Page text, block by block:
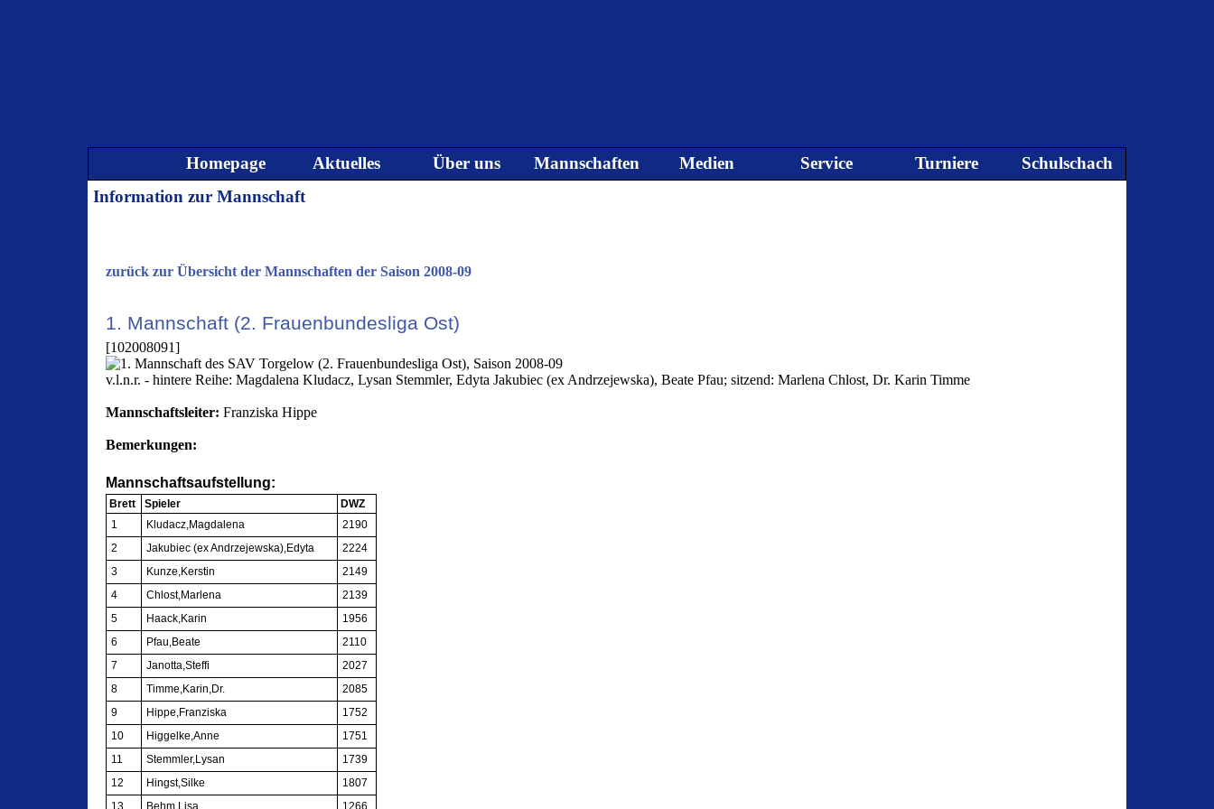
Menü überspringen
Homepage Aktuelles ▼
Über uns ▼
Mannschaften ▼
Medien ▼
Service ▼
Turniere ▼
Schulschach
Information zur Mannschaft
zurück zur Übersicht der Mannschaften der Saison 2008-09
1. Mannschaft (2. Frauenbundesliga Ost)
[102008091]
v.l.n.r. - hintere Reihe: Magdalena Kludacz, Lysan Stemmler, Edyta Jakubiec (ex Andrzejewska), Beate Pfau; sitzend: Marlena Chlost, Dr. Karin Timme
Mannschaftsleiter: Franziska Hippe
Bemerkungen:
Mannschaftsaufstellung:
Brett Spieler
DWZ
1
Kludacz,Magdalena
2190
2
Jakubiec (ex Andrzejewska),Edyta
2224
3
Kunze,Kerstin
2149
4
Chlost,Marlena
2139
5
Haack,Karin
1956
6
Pfau,Beate
2110
7
Janotta,Steffi
2027
8
Timme,Karin,Dr.
2085
9
Hippe,Franziska
1752
10
Higgelke,Anne
1751
11
Stemmler,Lysan
1739
12
Hingst,Silke
1807